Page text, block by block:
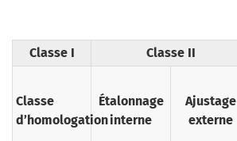
Classe I Classe II
Classe
d’homologation
Étalonnage
interne
Ajustage
externe